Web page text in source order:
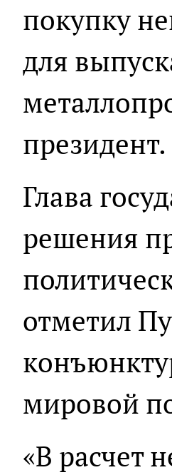
покупку
для
президент.
Глава
решения
отметил
мировой
«В расчет